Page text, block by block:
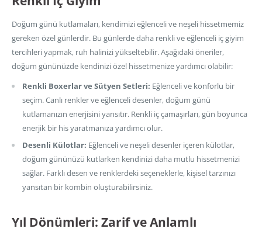
Doğum günü kutlamaları, kendimizi eğlenceli ve neşeli hissetmemiz
gereken özel günlerdir. Bu günlerde daha renkli ve eğlenceli iç giyim
tercihleri yapmak, ruh halinizi yükseltebilir. Aşağıdaki öneriler,
doğum gününüzde kendinizi özel hissetmenize yardımcı olabilir:
Renkli Boxerlar ve Sütyen Setleri: Eğlenceli ve konforlu bir
seçim. Canlı renkler ve eğlenceli desenler, doğum günü
kutlamanızın enerjisini yansıtır. Renkli iç çamaşırları, gün boyunca
enerjik bir his yaratmanıza yardımcı olur.
Desenli Külotlar: Eğlenceli ve neşeli desenler içeren külotlar,
doğum gününüzü kutlarken kendinizi daha mutlu hissetmenizi
sağlar. Farklı desen ve renklerdeki seçeneklerle, kişisel tarzınızı
yansıtan bir kombin oluşturabilirsiniz.
Yıl Dönümleri: Zarif ve Anlamlı